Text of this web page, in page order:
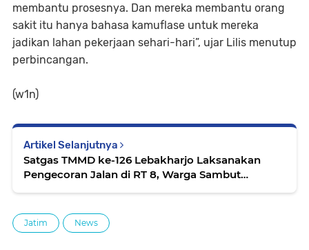
membantu prosesnya. Dan mereka membantu orang
sakit itu hanya bahasa kamuflase untuk mereka
jadikan lahan pekerjaan sehari-hari”, ujar Lilis menutup
perbincangan.
(w1n)
Artikel Selanjutnya
Satgas TMMD ke-126 Lebakharjo Laksanakan
Pengecoran Jalan di RT 8, Warga Sambut
Jatim News